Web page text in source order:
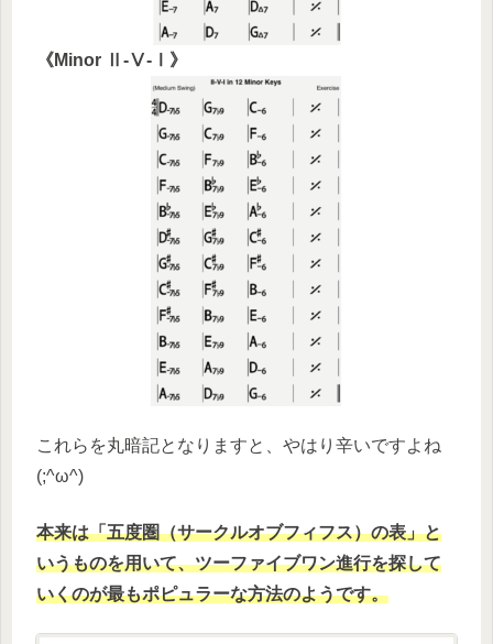
《Minor Ⅱ-Ⅴ-Ⅰ》
これらを丸暗記となりますと、やはり辛いですよね
(;^ω^)
本来は「五度圏（サークルオブフィフス）の表」と
いうものを用いて、ツーファイブワン進行を探して
いくのが最もポピュラーな方法のようです。